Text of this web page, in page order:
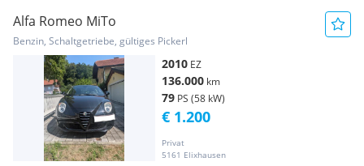
Alfa Romeo MiTo
Benzin, Schaltgetriebe, gültiges Pickerl
2010 EZ
136.000 km
79 PS (58 kW)
Privat
5161 Elixhausen
€ 1.200